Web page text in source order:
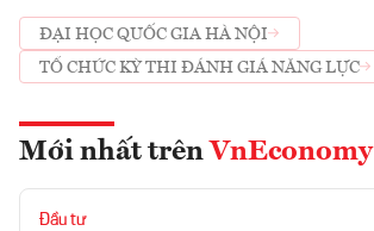
ĐẠI HỌC QUỐC GIA HÀ NỘI
TỔ CHỨC KỲ THI ĐÁNH GIÁ NĂNG LỰC
Mới nhất trên VnEconomy
Đầu tư